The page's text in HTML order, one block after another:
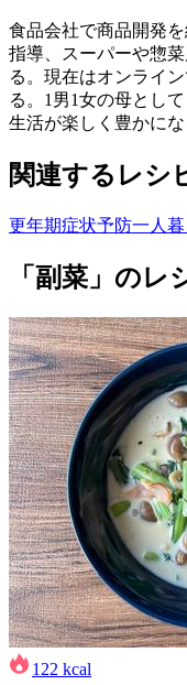
食品会社で商品開発
指導、スーパーや惣
る。現在はオンライ
る。1男1女の母とし
生活が楽しく豊かに
関連するレシ
更年期症状予防一人暮
「副菜」のレ
122 kcal